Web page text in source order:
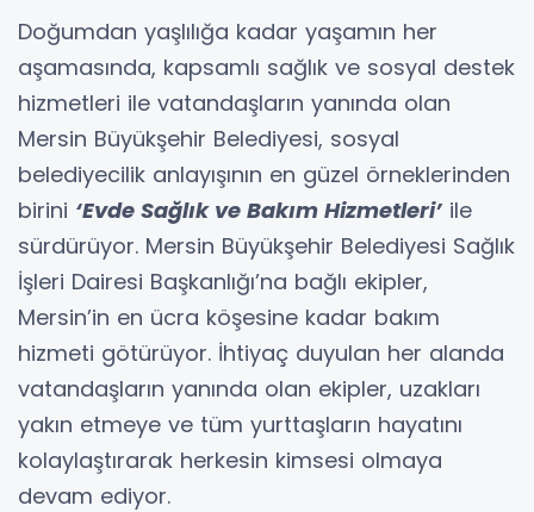
Doğumdan yaşlılığa kadar yaşamın her
aşamasında, kapsamlı sağlık ve sosyal destek
hizmetleri ile vatandaşların yanında olan
Mersin Büyükşehir Belediyesi, sosyal
belediyecilik anlayışının en güzel örneklerinden
birini ‘Evde Sağlık ve Bakım Hizmetleri’ile
sürdürüyor. Mersin Büyükşehir Belediyesi Sağlık
İşleri Dairesi Başkanlığı’na bağlı ekipler,
Mersin’in en ücra köşesine kadar bakım
hizmeti götürüyor. İhtiyaç duyulan her alanda
vatandaşların yanında olan ekipler, uzakları
yakın etmeye ve tüm yurttaşların hayatını
kolaylaştırarak herkesin kimsesi olmaya
devam ediyor.